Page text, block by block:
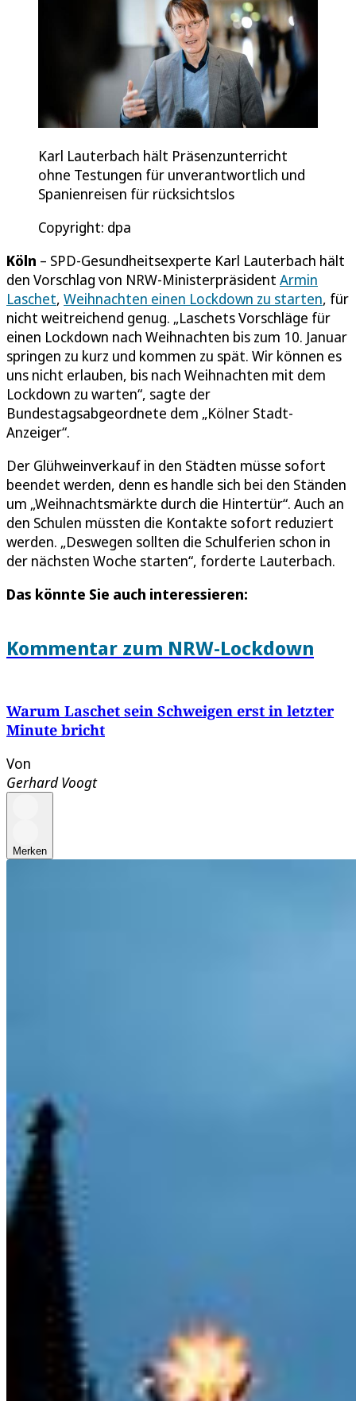
Karl Lauterbach hält Präsenzunterricht
ohne Testungen für unverantwortlich und
Spanienreisen für rücksichtslos
Copyright: dpa
Köln – SPD-Gesundheitsexperte Karl Lauterbach hält
den Vorschlag von NRW-Ministerpräsident Armin
Laschet, Weihnachten einen Lockdown zu starten, für
nicht weitreichend genug. „Laschets Vorschläge für
einen Lockdown nach Weihnachten bis zum 10. Januar
springen zu kurz und kommen zu spät. Wir können es
uns nicht erlauben, bis nach Weihnachten mit dem
Lockdown zu warten“, sagte der
Bundestagsabgeordnete dem „Kölner Stadt-
Anzeiger“.
Der Glühweinverkauf in den Städten müsse sofort
beendet werden, denn es handle sich bei den Ständen
um „Weihnachtsmärkte durch die Hintertür“. Auch an
den Schulen müssten die Kontakte sofort reduziert
werden. „Deswegen sollten die Schulferien schon in
der nächsten Woche starten“, forderte Lauterbach.
Das könnte Sie auch interessieren:
Kommentar zum NRW-Lockdown
Warum Laschet sein Schweigen erst in letzter
Minute bricht
Von
Gerhard Voogt
Merken